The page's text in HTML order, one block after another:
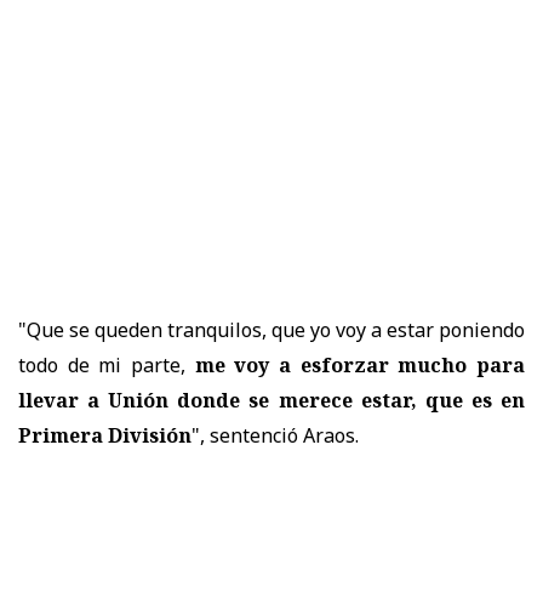
"Que se queden tranquilos, que yo voy a estar poniendo
todo de mi parte, me voy a esforzar mucho para
llevar a Unión donde se merece estar, que es en
Primera División", sentenció Araos.